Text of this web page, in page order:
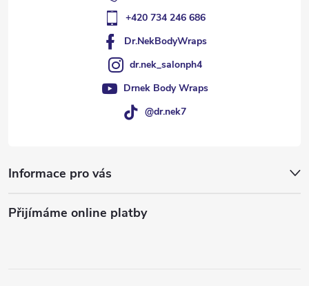
+420 734 246 686
Dr.NekBodyWraps
dr.nek_salonph4
Drnek Body Wraps
@dr.nek7
Informace pro vás
Přijímáme online platby